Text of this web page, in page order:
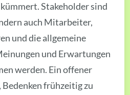
Stakeholder sind
auch Mitarbeiter,
und die allgemeine
und Erwartungen
werden. Ein offener
frühzeitig zu